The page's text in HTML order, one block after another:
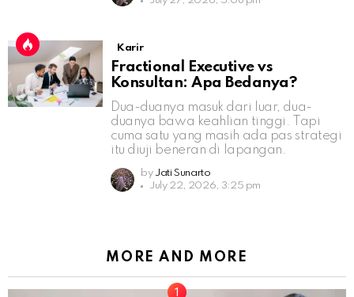
Karir
Fractional Executive vs
Konsultan: Apa Bedanya?
Dua-duanya masuk dari luar, dua-
duanya bawa keahlian tinggi. Tapi
cuma satu yang masih ada pas strategi
itu diuji beneran di lapangan.
by Jati Sunarto
July 22, 2026, 3:25 pm
MORE AND MORE